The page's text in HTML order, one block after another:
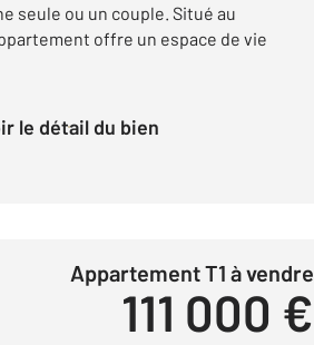
seule ou un couple. Situé au
offre un espace de vie
le détail du bien
Appartement T1 à vendre
111 000 €